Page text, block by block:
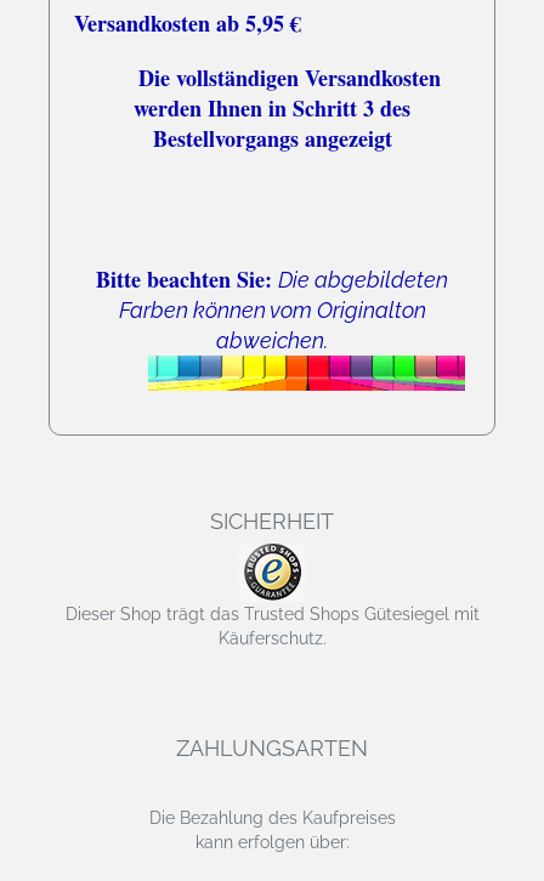
Versandkosten ab 5,95 €
Die vollständigen Versandkosten
werden Ihnen in Schritt 3 des
Bestellvorgangs angezeigt
Bitte beachten Sie: Die abgebildeten
Farben können vom Originalton
abweichen.
SICHERHEIT
Dieser Shop trägt das Trusted Shops Gütesiegel mit
Käuferschutz.
ZAHLUNGSARTEN
Die Bezahlung des Kaufpreises
kann erfolgen über: